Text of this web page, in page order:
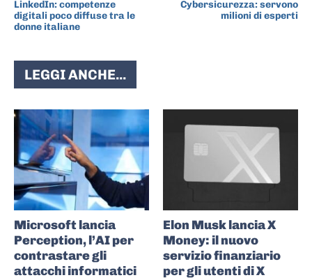
LinkedIn: competenze
digitali poco diffuse tra le
donne italiane
Cybersicurezza: servono
milioni di esperti
LEGGI ANCHE...
Microsoft lancia
Perception, l’AI per
contrastare gli
attacchi informatici
Elon Musk lancia X
Money: il nuovo
servizio finanziario
per gli utenti di X